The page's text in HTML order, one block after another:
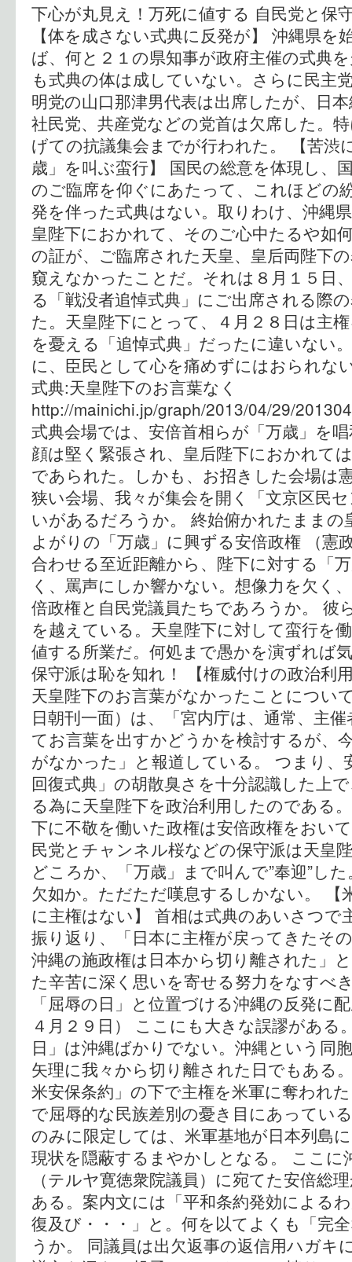
下心が丸見え！万死に値する 自民党と保
【体を成さない式典に反発が】 沖縄県を
ば、何と２１の県知事が政府主催の式典
も式典の体は成していない。さらに民主
明党の山口那津男代表は出席したが、日
社民党、共産党などの党首は欠席した。
げての抗議集会までが行われた。 【苦渋
歳」を叫ぶ蛮行】 国民の総意を体現し、
のご臨席を仰ぐにあたって、これほどの
発を伴った式典はない。取りわけ、沖縄
皇陛下におかれて、そのご心中たるや如
の証が、ご臨席された天皇、皇后両陛下
窺えなかったことだ。それは８月１５日
る「戦没者追悼式典」にご出席される際
た。天皇陛下にとって、４月２８日は主
を憂える「追悼式典」だったに違いない
に、臣民として心を痛めずにはおられな
式典:天皇陛下のお言葉なく
http://mainichi.jp/graph/2013/04/29/
式典会場では、安倍首相らが「万歳」を
顔は堅く緊張され、皇后陛下におかれて
であられた。しかも、お招きした会場は
狭い会場、我々が集会を開く「文京区民
いがあるだろうか。 終始俯かれたままの
よがりの「万歳」に興ずる安倍政権 （憲
合わせる至近距離から、陛下に対する「
く、罵声にしか響かない。想像力を欠く
倍政権と自民党議員たちであろうか。 彼
を越えている。天皇陛下に対して蛮行を
値する所業だ。何処まで愚かを演ずれば
保守派は恥を知れ！ 【権威付けの政治利
天皇陛下のお言葉がなかったことについ
日朝刊一面）は、「宮内庁は、通常、主
てお言葉を出すかどうかを検討するが、
がなかった」と報道している。 つまり、
回復式典」の胡散臭さを十分認識した上
る為に天皇陛下を政治利用したのである
下に不敬を働いた政権は安倍政権をおい
民党とチャンネル桜などの保守派は天皇
どころか、「万歳」まで叫んで”奉迎”し
欠如か。ただただ嘆息するしかない。 【
に主権はない】 首相は式典のあいさつで
振り返り、「日本に主権が戻ってきたそ
沖縄の施政権は日本から切り離された」
た辛苦に深く思いを寄せる努力をなすべ
「屈辱の日」と位置づける沖縄の反発
４月２９日） ここにも大きな誤謬がある
日」は沖縄ばかりでない。沖縄という同
矢理に我々から切り離された日でもある
米安保条約」の下で主権を米軍に奪われ
で屈辱的な民族差別の憂き目にあってい
のみに限定しては、米軍基地が日本列島
現状を隠蔽するまやかしとなる。 ここに
（テルヤ寛徳衆院議員）に宛てた安倍総
ある。案内文には「平和条約発効による
復及び・・・」と。何を以てよくも「完
うか。 同議員は出欠返事の返信用ハガキ